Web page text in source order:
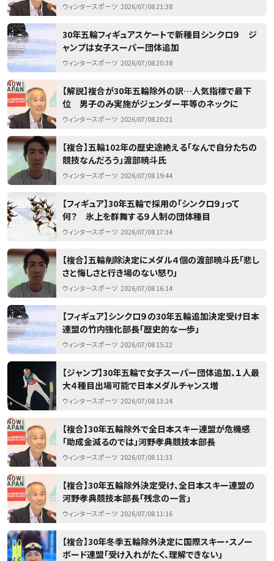
ウィンタースポーツ 2026/07/08 21:38
30年五輪フィギュアスケートで新種目シンクロ９ ジ
ャンプは女子スーパー団体追加
ウィンタースポーツ 2026/07/08 20:38
【解説】複合が30年五輪除外の訳…人気指標で最下
位 男子のみ実施がジェンダー平等のネックに
ウィンタースポーツ 2026/07/08 20:21
【複合】五輪102年の歴史途絶える「なんで自分たちの
競技なんだろう」渡部暁斗氏
ウィンタースポーツ 2026/07/08 19:44
【フィギュア】30年五輪で採用の「シンクロ９」って
何？ 氷上を群舞する９人制の団体種目
ウィンタースポーツ 2026/07/08 17:34
【複合】五輪削除決定にメダル４個の渡部暁斗氏「悲し
さと悔しさと行き場のない怒り」
ウィンタースポーツ 2026/07/08 16:14
【フィギュア】シンクロ９の30年五輪追加決定受け日本
連盟の竹内強化部長「歴史的な一歩」
ウィンタースポーツ 2026/07/08 15:22
【ジャンプ】30年五輪で女子スーパー団体追加、１人最
大４種目出場可能で日本メダルチャンス増
ウィンタースポーツ 2026/07/08 13:24
【複合】30年五輪除外で全日本スキー連盟が危機感
「助成金減るのでは」河野孝典競技本部長
ウィンタースポーツ 2026/07/08 11:33
【複合】30年五輪除外決定受け、全日本スキー連盟の
河野孝典競技本部長「残念の一言」
ウィンタースポーツ 2026/07/08 11:16
【複合】30年冬季五輪除外決定に国際スキー・スノー
ボード連盟「受け入れがたく、理解できない」